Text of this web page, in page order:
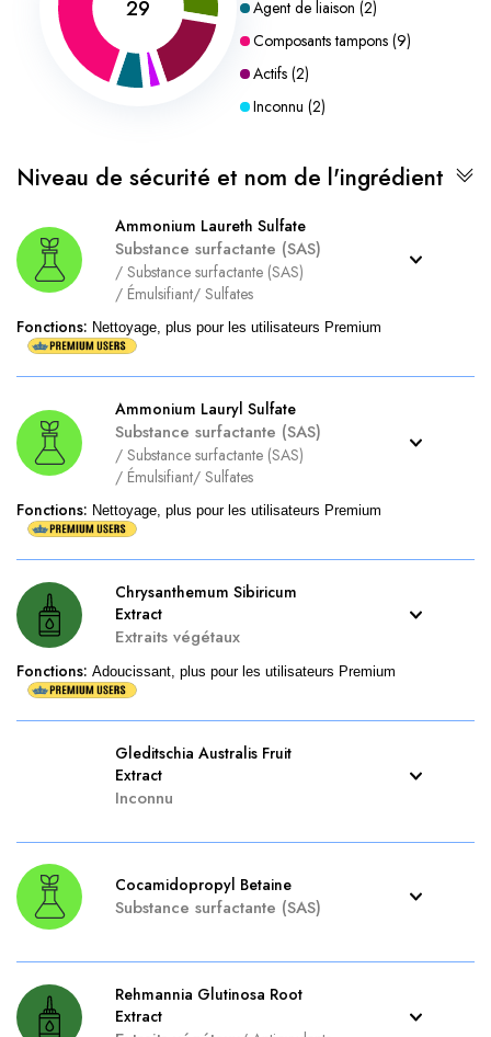
29
Agent de liaison (2)
Composants tampons (9)
Actifs (2)
Inconnu (2)
Niveau de sécurité et nom de l'ingrédient
Ammonium Laureth Sulfate
Substance surfactante (SAS)
/ Substance surfactante (SAS)
/ Émulsifiant/ Sulfates
Fonctions: Nettoyage, plus pour les utilisateurs Premium
Ammonium Lauryl Sulfate
Substance surfactante (SAS)
/ Substance surfactante (SAS)
/ Émulsifiant/ Sulfates
Fonctions: Nettoyage, plus pour les utilisateurs Premium
Chrysanthemum Sibiricum
Extract
Extraits végétaux
Fonctions: Adoucissant, plus pour les utilisateurs Premium
Gleditschia Australis Fruit
Extract
Inconnu
Cocamidopropyl Betaine
Substance surfactante (SAS)
Rehmannia Glutinosa Root
Extract